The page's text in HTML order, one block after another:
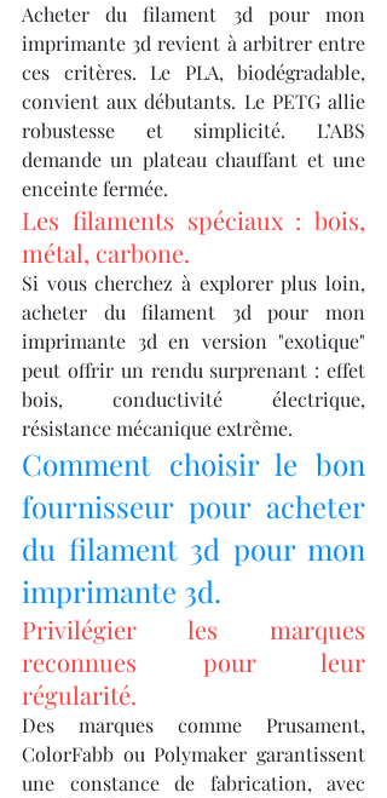
Acheter du filament 3d pour mon
imprimante 3d revient à arbitrer entre
ces critères. Le PLA, biodégradable,
convient aux débutants. Le PETG allie
robustesse et simplicité. L’ABS
demande un plateau chauffant et une
enceinte fermée.
Les filaments spéciaux : bois,
métal, carbone.
Si vous cherchez à explorer plus loin,
acheter du filament 3d pour mon
imprimante 3d en version "exotique"
peut offrir un rendu surprenant : effet
bois, conductivité électrique,
résistance mécanique extrême.
Comment choisir le bon
fournisseur pour acheter
du filament 3d pour mon
imprimante 3d.
Privilégier les marques
reconnues pour leur
régularité.
Des marques comme Prusament,
ColorFabb ou Polymaker garantissent
une constance de fabrication, avec